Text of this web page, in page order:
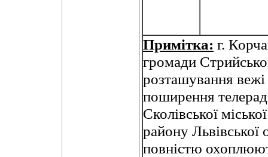
Примітка: г.
громади
розташування
поширення
Сколівської
району Львівської
повністю